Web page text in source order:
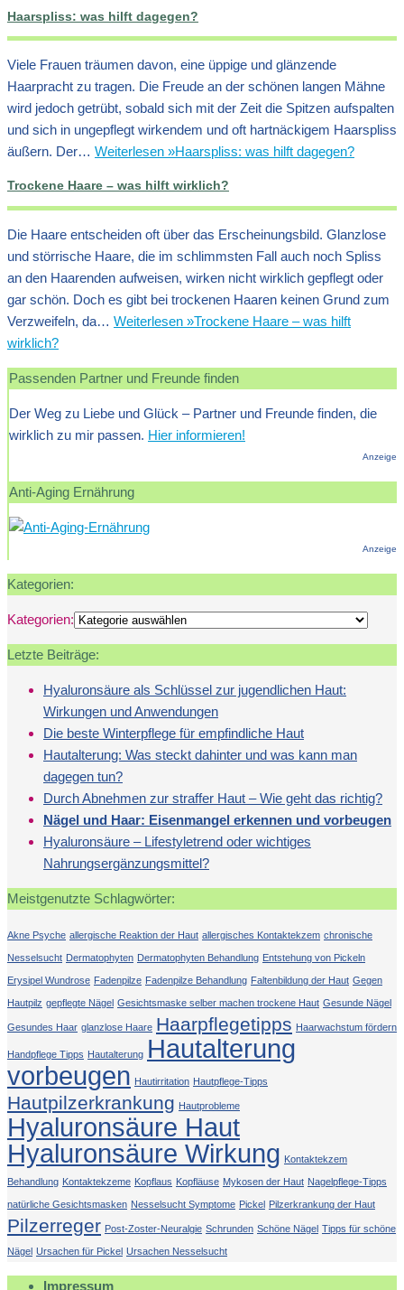
Haarspliss: was hilft dagegen?
Viele Frauen träumen davon, eine üppige und glänzende
Haarpracht zu tragen. Die Freude an der schönen langen Mähne
wird jedoch getrübt, sobald sich mit der Zeit die Spitzen aufspalten
und sich in ungepflegt wirkendem und oft hartnäckigem Haarspliss
äußern. Der… Weiterlesen »Haarspliss: was hilft dagegen?
Trockene Haare – was hilft wirklich?
Die Haare entscheiden oft über das Erscheinungsbild. Glanzlose
und störrische Haare, die im schlimmsten Fall auch noch Spliss
an den Haarenden aufweisen, wirken nicht wirklich gepflegt oder
gar schön. Doch es gibt bei trockenen Haaren keinen Grund zum
Verzweifeln, da… Weiterlesen »Trockene Haare – was hilft
wirklich?
Passenden Partner und Freunde finden
Der Weg zu Liebe und Glück – Partner und Freunde finden, die
wirklich zu mir passen. Hier informieren!
Anzeige
Anti-Aging Ernährung
Anzeige
Kategorien:
Kategorien:
Letzte Beiträge:
Hyaluronsäure als Schlüssel zur jugendlichen Haut:
Wirkungen und Anwendungen
Die beste Winterpflege für empfindliche Haut
Hautalterung: Was steckt dahinter und was kann man
dagegen tun?
Durch Abnehmen zur straffer Haut – Wie geht das richtig?
Nägel und Haar: Eisenmangel erkennen und vorbeugen
Hyaluronsäure – Lifestyletrend oder wichtiges
Nahrungsergänzungsmittel?
Meistgenutzte Schlagwörter:
Akne Psyche allergische Reaktion der Haut allergisches Kontaktekzem chronische
Nesselsucht Dermatophyten Dermatophyten Behandlung Entstehung von Pickeln
Erysipel Wundrose Fadenpilze Fadenpilze Behandlung Faltenbildung der Haut Gegen
Hautpilz gepflegte Nägel Gesichtsmaske selber machen trockene Haut Gesunde Nägel
Gesundes Haar glanzlose Haare Haarpflegetipps Haarwachstum fördern
Handpflege Tipps Hautalterung Hautalterung
vorbeugen Hautirritation Hautpflege-Tipps
Hautpilzerkrankung Hautprobleme
Hyaluronsäure Haut
Hyaluronsäure Wirkung Kontaktekzem
Behandlung Kontaktekzeme Kopflaus Kopfläuse Mykosen der Haut Nagelpflege-Tipps
natürliche Gesichtsmasken Nesselsucht Symptome Pickel Pilzerkrankung der Haut
Pilzerreger Post-Zoster-Neuralgie Schrunden Schöne Nägel Tipps für schöne
Nägel Ursachen für Pickel Ursachen Nesselsucht
Impressum